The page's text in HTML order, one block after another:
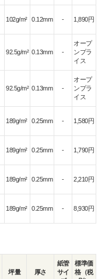
102g/m² 0.12mm - 1,890円
92.5g/m² 0.13mm -
オープ
ンプラ
イス
92.5g/m² 0.13mm -
オープ
ンプラ
イス
189g/m² 0.25mm - 1,580円
189g/m² 0.25mm - 1,790円
189g/m² 0.25mm - 2,210円
189g/m² 0.25mm - 8,930円
坪量 厚さ
紙管
サイ
標準価
格（税